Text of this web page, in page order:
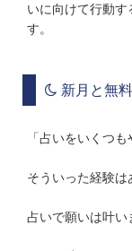
いに向けて行動す
す。
新月と無
「占いをいくつ
そういった経験は
占いで願いは叶い